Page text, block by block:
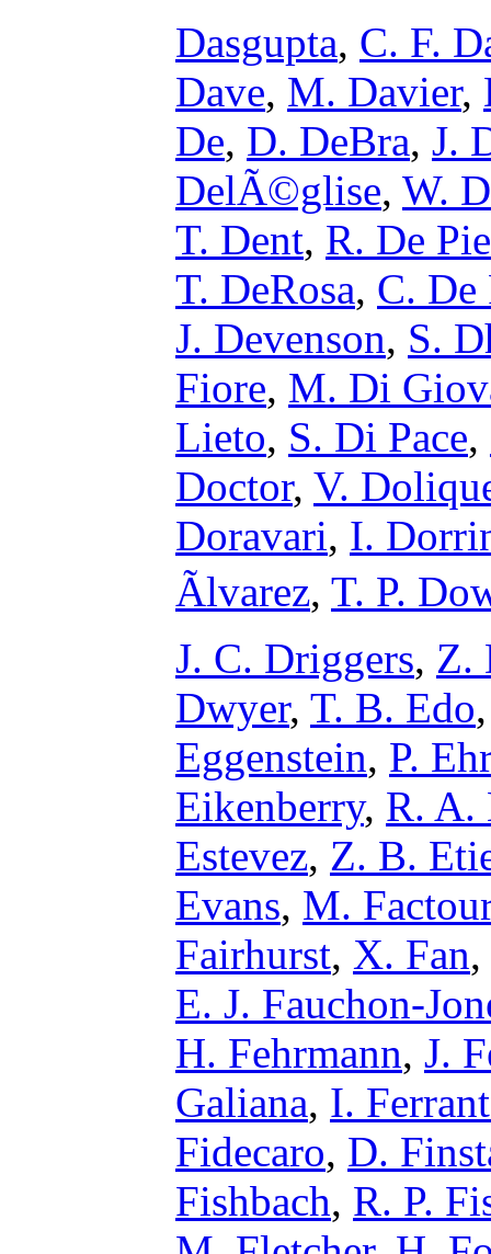
Dasgupta, C. F.
Dave, M. Davier,
De, D. DeBra, J.
DelÃ©glise, W.
T. Dent, R. De
T. DeRosa, C. De
J. Devenson, S.
Fiore, M. Di
Lieto, S. Di Pace,
Doctor, V.
Doravari, I.
Ãlvarez, T. P.
J. C. Driggers, Z.
Dwyer, T. B. Edo
Eggenstein, P.
Eikenberry, R. A.
Estevez, Z. B.
Evans, M.
Fairhurst, X. Fan,
E. J. Fauchon-
H. Fehrmann, J.
Galiana, I.
Fidecaro, D.
Fishbach, R. P.